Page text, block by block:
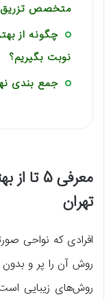
متخصص تزریق
چگونه از
نوبت بگیریم؟
جمع بندی
معرفی
تهران
افرادی که نواحی
روش آن را پر و
روش‌های زیبایی